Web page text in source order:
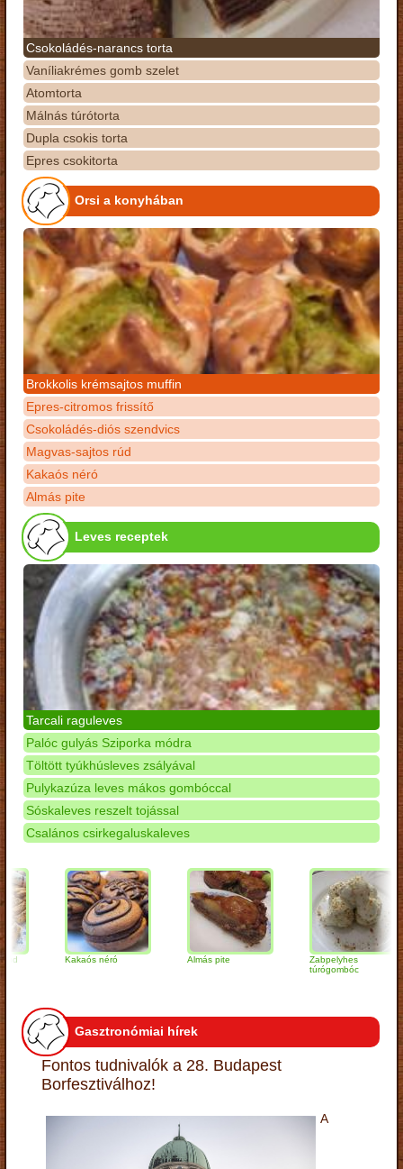
Csokoládés-narancs torta
Vaníliakrémes gomb szelet
Atomtorta
Málnás túrótorta
Dupla csokis torta
Epres csokitorta
Orsi a konyhában
Brokkolis krémsajtos muffin
Epres-citromos frissítő
Csokoládés-diós szendvics
Magvas-sajtos rúd
Kakaós néró
Almás pite
Leves receptek
Tarcali raguleves
Palóc gulyás Sziporka módra
Töltött tyúkhúsleves zsályával
Pulykazúza leves mákos gombóccal
Sóskaleves reszelt tojással
Csalános csirkegaluskaleves
Kakaós néró Almás pite
Zabpelyhes
túrógombóc
Gasztronómiai hírek
Fontos tudnivalók a 28. Budapest
Borfesztiválhoz!
A